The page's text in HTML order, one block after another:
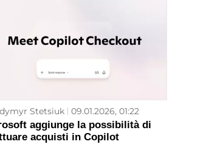
Stetsiuk 09.01.2026, 01:22
aggiunge la possibilità di
acquisti in Copilot